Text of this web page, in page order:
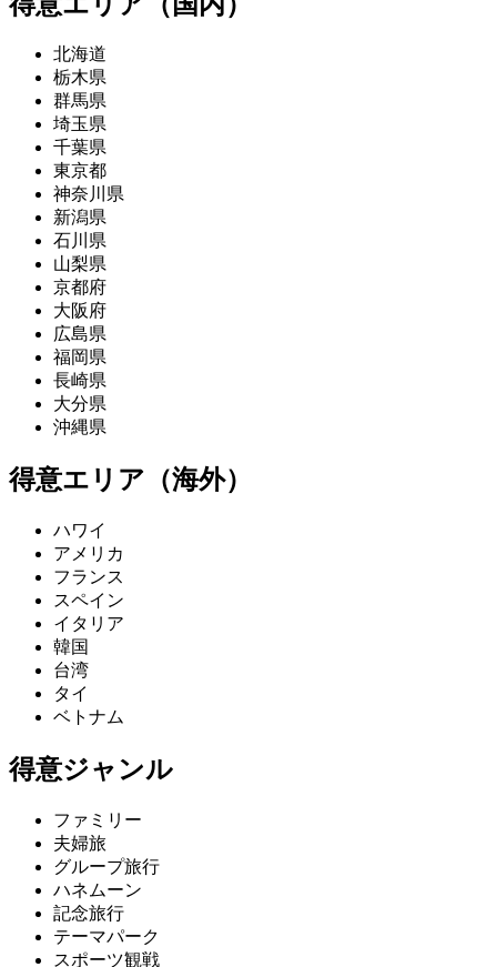
北海道
栃木県
群馬県
埼玉県
千葉県
東京都
神奈川県
新潟県
石川県
山梨県
京都府
大阪府
広島県
福岡県
長崎県
大分県
沖縄県
得意エリア（海外）
ハワイ
アメリカ
フランス
スペイン
イタリア
韓国
台湾
タイ
ベトナム
得意ジャンル
ファミリー
夫婦旅
グループ旅行
ハネムーン
記念旅行
テーマパーク
スポーツ観戦